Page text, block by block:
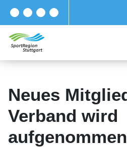
Neues
Verband wird
aufgenommen